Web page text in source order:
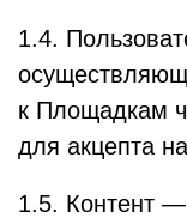
1.4.
к Площадкам
для акцепта
1.5. Контент